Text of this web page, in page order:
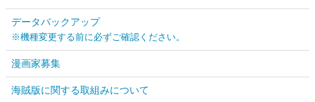
データバックアップ
※機種変更する前に必ずご確認ください。
漫画家募集
海賊版に関する取組みについて